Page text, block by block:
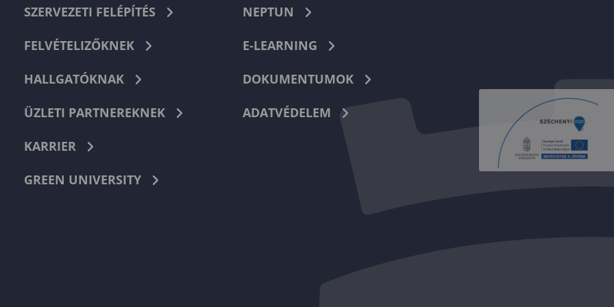
SZERVEZETI FELÉPÍTÉS
FELVÉTELIZŐKNEK
HALLGATÓKNAK
ÜZLETI PARTNEREKNEK
KARRIER
GREEN UNIVERSITY
NEPTUN
E-LEARNING
DOKUMENTUMOK
ADATVÉDELEM